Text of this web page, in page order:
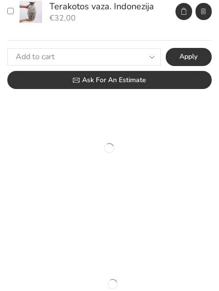
Terakotos vaza. Indonezija
€32,00
Apply
Ask For An Estimate